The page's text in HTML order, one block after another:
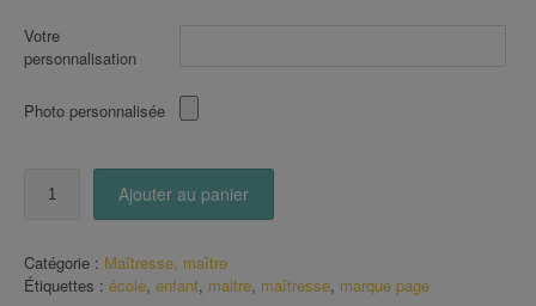
Votre
personnalisation
Photo personnalisée
Merci
Maîtresse
Ajouter au panier
Catégorie : Maîtresse, maître
Étiquettes : école, enfant, maitre, maîtresse, marque page